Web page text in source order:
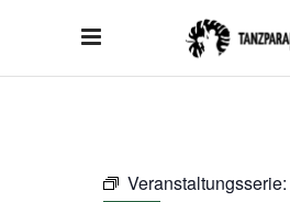
Veranstaltungsserie: